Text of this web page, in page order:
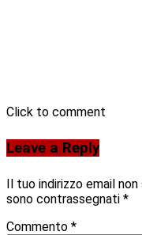
Click to comment
Leave a Reply
Il tuo indirizzo email
sono contrassegnati *
Commento *